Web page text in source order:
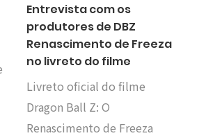
Entrevista com os
produtores de DBZ
Renascimento de Freeza
no livreto do filme
Livreto oficial do filme
Dragon Ball Z: O
Renascimento de Freeza